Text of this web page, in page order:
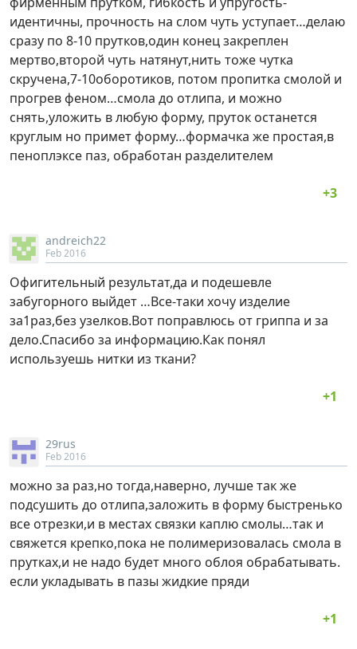
идентичны, прочность на слом чуть уступает…делаю
сразу по 8-10 прутков,один конец закреплен
мертво,второй чуть натянут,нить тоже чутка
скручена,7-10оборотиков, потом пропитка смолой и
прогрев феном…смола до отлипа, и можно
снять,уложить в любую форму, пруток останется
круглым но примет форму…формачка же простая,в
пеноплэксе паз, обработан разделителем
andreich22
Feb 2016
Офигительный результат,да и подешевле
забугорного выйдет …Все-таки хочу изделие
за1раз,без узелков.Вот поправлюсь от гриппа и за
дело.Спасибо за информацию.Как понял
используешь нитки из ткани?
29rus
Feb 2016
можно за раз,но тогда,наверно, лучше так же
подсушить до отлипа,заложить в форму быстренько
все отрезки,и в местах связки каплю смолы…так и
свяжется крепко,пока не полимеризовалась смола в
прутках,и не надо будет много облоя обрабатывать.
если укладывать в пазы жидкие пряди